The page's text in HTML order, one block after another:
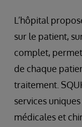
L’hôpital
sur le patient,
complet,
de chaque
traitement.
services
médicales et